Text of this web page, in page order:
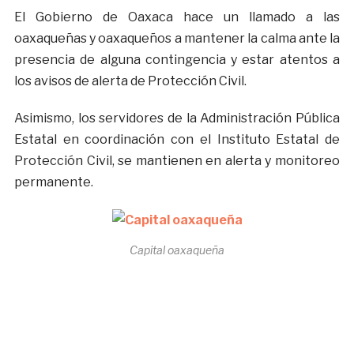
El Gobierno de Oaxaca hace un llamado a las
oaxaqueñas y oaxaqueños a mantener la calma ante la
presencia de alguna contingencia y estar atentos a
los avisos de alerta de Protección Civil.
Asimismo, los servidores de la Administración Pública
Estatal en coordinación con el Instituto Estatal de
Protección Civil, se mantienen en alerta y monitoreo
permanente.
Capital oaxaqueña